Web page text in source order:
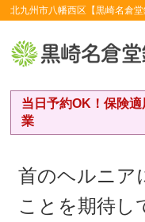
北九州市八幡西区【黒崎名倉
当日予約OK！保険
業
首のヘルニア
ことを期待し